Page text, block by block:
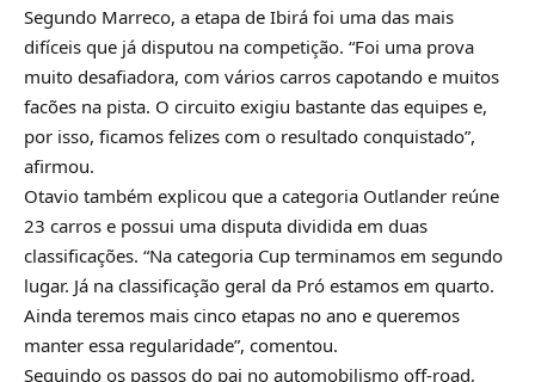
Segundo Marreco, a etapa de Ibirá foi uma das mais
difíceis que já disputou na competição. “Foi uma prova
muito desafiadora, com vários carros capotando e muitos
facões na pista. O circuito exigiu bastante das equipes e,
por isso, ficamos felizes com o resultado conquistado”,
afirmou.
Otavio também explicou que a categoria Outlander reúne
23 carros e possui uma disputa dividida em duas
classificações. “Na categoria Cup terminamos em segundo
lugar. Já na classificação geral da Pró estamos em quarto.
Ainda teremos mais cinco etapas no ano e queremos
manter essa regularidade”, comentou.
Seguindo os passos do pai no automobilismo off-road,